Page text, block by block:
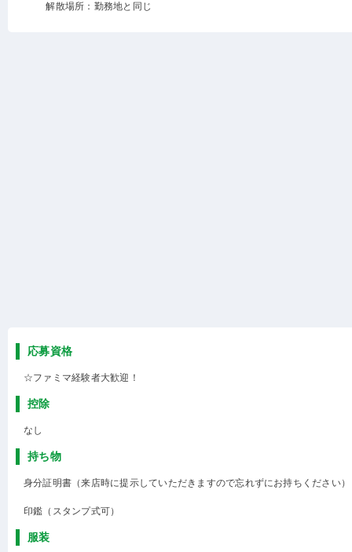
解散場所：勤務地と同じ
応募資格
☆ファミマ経験者大歓迎！
控除
なし
持ち物
身分証明書（来店時に提示していただきますので忘れずにお持ちください）
印鑑（スタンプ式可）
服装